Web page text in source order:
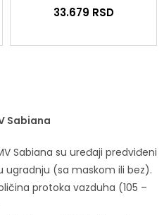
33.679 RSD
Sabiana
Sabiana su uređaji predviđeni
ugradnju (sa maskom ili bez).
protoka vazduha (105 –